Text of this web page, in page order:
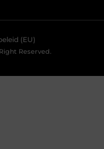
Reserved.
(EU)